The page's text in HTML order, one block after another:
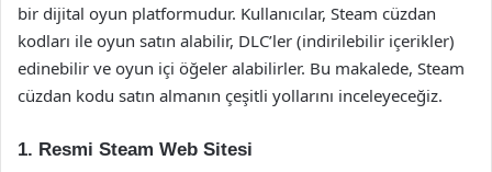
bir dijital oyun platformudur. Kullanıcılar, Steam cüzdan
kodları ile oyun satın alabilir, DLC’ler (indirilebilir içerikler)
edinebilir ve oyun içi öğeler alabilirler. Bu makalede, Steam
cüzdan kodu satın almanın çeşitli yollarını inceleyeceğiz.
1. Resmi Steam Web Sitesi